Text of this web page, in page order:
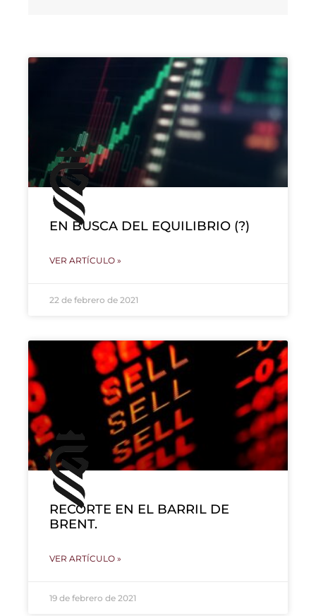
EN BUSCA DEL EQUILIBRIO (?)
VER ARTÍCULO »
22 de febrero de 2021
RECORTE EN EL BARRIL DE
BRENT.
VER ARTÍCULO »
19 de febrero de 2021